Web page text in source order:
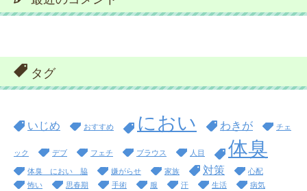
タグ
いじめ おすすめ におい わきが チェ
ック デブ フェチ ブラウス 人目 体臭
体臭 におい 脇 嫌がらせ 家族 対策
心配
怖い
思春期 手術 服 汗 生活 病気